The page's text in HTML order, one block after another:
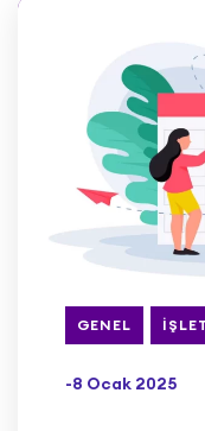
GENEL
-8 Ocak 2025